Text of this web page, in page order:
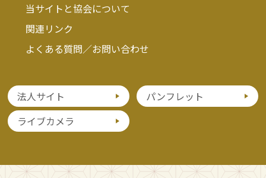
当サイトと協会について
関連リンク
よくある質問／お問い合わせ
法人サイト
パンフレット
ライブカメラ